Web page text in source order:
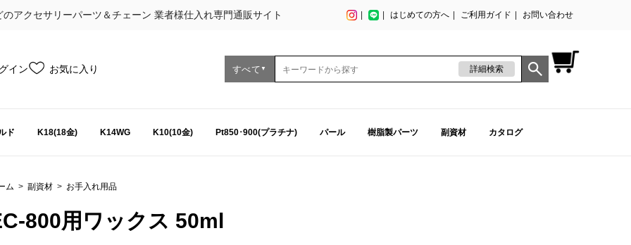
アクセサリーパーツ＆チェーン 業者様仕入れ専門通販サイト はじめての方へ ご利用ガイド お問い合わせ
イン お気に入り すべて ▼ 詳細検索
ド K18(18金) K14WG K10(10金) Pt850･900(プラチナ) パール 樹脂製パーツ 副資材 カタログ
ム > 副資材 > お手入れ用品
800用ワックス 50ml